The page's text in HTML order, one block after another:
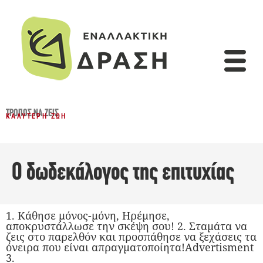
ΤΡΌΠΟΣ ΝΑ ΖΕΙΣ
ΚΑΛΎΤΕΡΗ ΖΩΉ
Ο δωδεκάλογος της επιτυχίας
1. Κάθησε μόνος-μόνη, Ηρέμησε,
αποκρυστάλλωσε την σκέψη σου! 2. Σταμάτα να
ζεις στο παρελθόν και προσπάθησε να ξεχάσεις τα
όνειρα που είναι απραγματοποίητα!Advertisment
3.